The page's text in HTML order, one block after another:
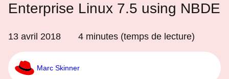
Enterprise Linux 7.5 using NBDE
13 avril 2018 4 minutes (temps de lecture)
Marc Skinner